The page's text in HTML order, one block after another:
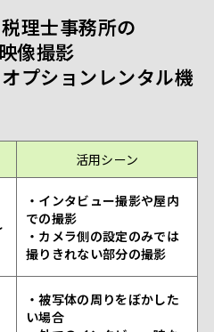
税理士事務所の
像撮影
プションレンタル機
活用シーン
・インタビュー撮影や屋内
での撮影
・カメラ側の設定のみでは
撮りきれない部分の撮影
・被写体の周りをぼかした
い場合